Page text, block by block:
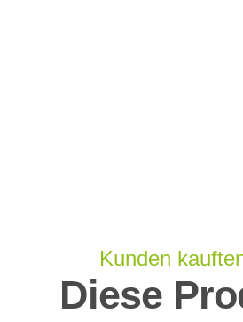
Kunden
Diese